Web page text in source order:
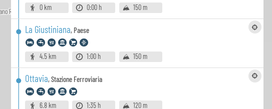
0 km 0:00 h 150 m
La Giustiniana, Paese
4.5 km 1:00 h 150 m
Ottavia,Stazione Ferroviaria
6.8 km 1:35 h 120 m